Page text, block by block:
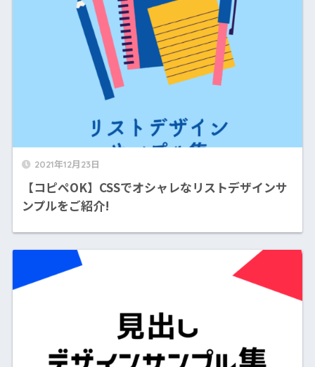
2021年12月23日
【コピペOK】CSSでオシャレなリストデザインサ
ンプルをご紹介!